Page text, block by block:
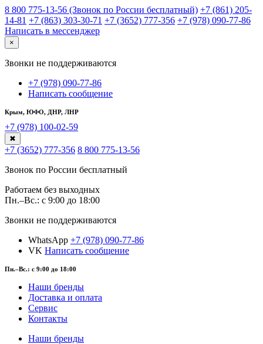
8 800 775-13-56 (Звонок по России бесплатный) +7 (861) 205-
14-81 +7 (863) 303-30-71 +7 (3652) 777-356 +7 (978) 090-77-86
Написать в мессенджер
×
Звонки не поддерживаются
+7 (978) 090-77-86
Написать сообщение
Крым, ЮФО, ДНР, ЛНР
+7 (978) 100-02-59
✖
+7 (3652) 777-356 8 800 775-13-56
Звонок по России бесплатный
Работаем без выходных
Пн.–Вс.: с 9:00 до 18:00
Звонки не поддерживаются
WhatsApp +7 (978) 090-77-86
VK Написать сообщение
Пн.–Вс.: с 9:00 до 18:00
Наши бренды
Доставка и оплата
Сервис
Контакты
Наши бренды